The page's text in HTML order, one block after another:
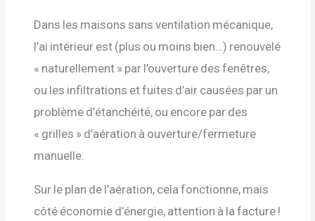
Dans les maisons sans ventilation mécanique,
l’ai intérieur est (plus ou moins bien…) renouvelé
« naturellement » par l’ouverture des fenêtres,
ou les infiltrations et fuites d’air causées par un
problème d’étanchéité, ou encore par des
« grilles » d’aération à ouverture/fermeture
manuelle.
Sur le plan de l’aération, cela fonctionne, mais
côté économie d’énergie, attention à la facture !